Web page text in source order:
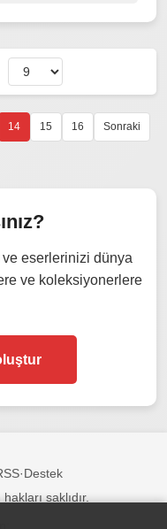
14 15 16 Sonraki
ve eserlerinizi dünya
ve koleksiyonerlere
·Destek
saklıdır.